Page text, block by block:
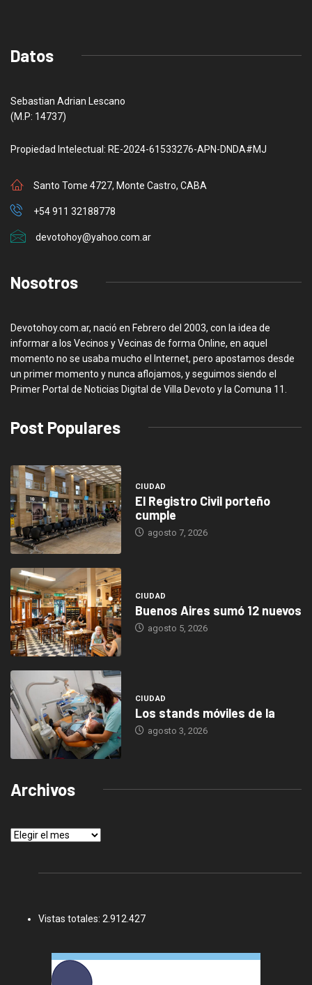
Datos
Sebastian Adrian Lescano
(M.P: 14737)
Propiedad Intelectual: RE-2024-61533276-APN-DNDA#MJ
Santo Tome 4727, Monte Castro, CABA
+54 911 32188778
devotohoy@yahoo.com.ar
Nosotros
Devotohoy.com.ar, nació en Febrero del 2003, con la idea de
informar a los Vecinos y Vecinas de forma Online, en aquel
momento no se usaba mucho el Internet, pero apostamos desde
un primer momento y nunca aflojamos, y seguimos siendo el
Primer Portal de Noticias Digital de Villa Devoto y la Comuna 11.
Post Populares
CIUDAD
El Registro Civil porteño
cumple
agosto 7, 2026
CIUDAD
Buenos Aires sumó 12 nuevos
agosto 5, 2026
CIUDAD
Los stands móviles de la
agosto 3, 2026
Archivos
Archivos
Vistas totales: 2.912.427